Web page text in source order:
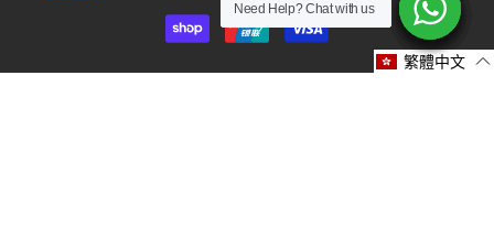
Need Help? Chat with us
Need Help? Chat with us
Need Help? Chat with us
Need Help? Chat with us
Need Help? Chat with us
Need Help? Chat with us
繁體中文